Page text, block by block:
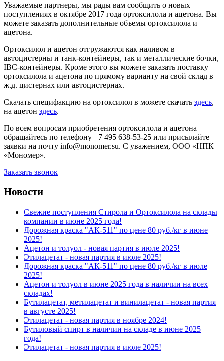
Уважаемые партнеры, мы рады вам сообщить о новых
поступлениях в октябре 2017 года ортоксилола и ацетона. Вы
можете заказать дополнительные объемы ортоксилола и
ацетона.
Ортоксилол и ацетон отгружаются как наливом в
автоцистерны и танк-контейнеры, так и металлические бочки,
IBC-контейнеры. Кроме этого вы можете заказать поставку
ортоксилола и ацетона по прямому варианту на свой склад в
ж.д. цистернах или автоцистернах.
Скачать специфакцию на ортоксилол в можете скачать здесь,
на ацетон здесь.
По всем вопросам приобретения ортоксилола и ацетона
обращайтесь по телефону +7 495 638-53-25 или присылайте
заявки на почту info@monomer.su. С уважением, ООО «НПК
«Мономер».
Заказать звонок
Новости
Свежие поступления Стирола и Ортоксилола на склады
компании в июне 2025 года!
Дорожная краска "АК-511" по цене 80 руб./кг в июне
2025!
Ацетон и толуол - новая партия в июле 2025!
Этилацетат - новая партия в июле 2025!
Дорожная краска "АК-511" по цене 80 руб./кг в июле
2025!
Ацетон и толуол в июне 2025 года в наличии на всех
складах!
Бутилацетат, метилацетат и винилацетат - новая партия
в августе 2025!
Этилацетат - новая партия в ноябре 2024!
Бутиловый спирт в наличии на складе в июне 2025
года!
Этилацетат - новая партия в июле 2025!